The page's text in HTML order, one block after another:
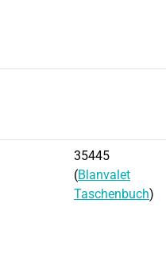
35445
(Blanvalet
Taschenbuch)